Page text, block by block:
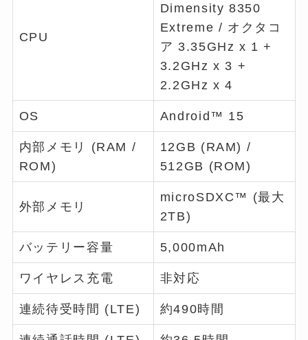
CPU
Dimensity 8350
Extreme / オクタコ
ア 3.35GHz x 1 +
3.2GHz x 3 +
2.2GHz x 4
OS Android™ 15
内部メモリ (RAM /
ROM)
12GB (RAM) /
512GB (ROM)
外部メモリ
microSDXC™ (最大
2TB)
バッテリー容量 5,000mAh
ワイヤレス充電 非対応
連続待受時間 (LTE) 約490時間